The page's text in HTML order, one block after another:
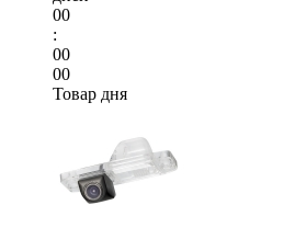
00
:
00
00
Товар дня